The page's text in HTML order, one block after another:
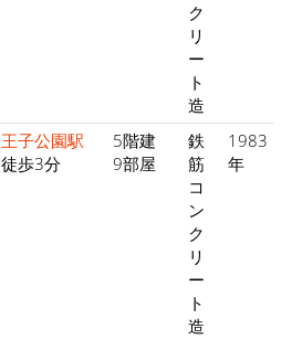
ク
リ
ー
ト
造
王子公園駅
徒歩3分
5階建
9部屋
鉄
筋
コ
ン
ク
リ
ー
ト
造
1983
年